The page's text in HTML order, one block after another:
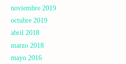
noviembre 2019
octubre 2019
abril 2018
marzo 2018
mayo 2016